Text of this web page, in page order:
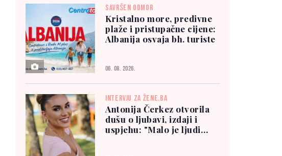
SAVRŠEN ODMOR
Kristalno more, predivne
plaže i pristupačne cijene:
Albanija osvaja bh. turiste
06. 08. 2026.
INTERVJU ZA ŽENE.BA
Antonija Čerkez otvorila
dušu o ljubavi, izdaji i
uspjehu: "Malo je ljudi